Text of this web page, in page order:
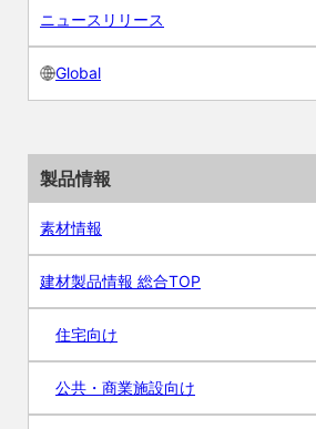
ニュースリリース
Global
製品情報
素材情報
建材製品情報 総合TOP
住宅向け
公共・商業施設向け